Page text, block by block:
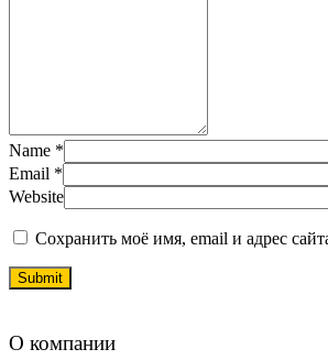
Name *
Email *
Website
Сохранить моё имя, email и адрес
О компании